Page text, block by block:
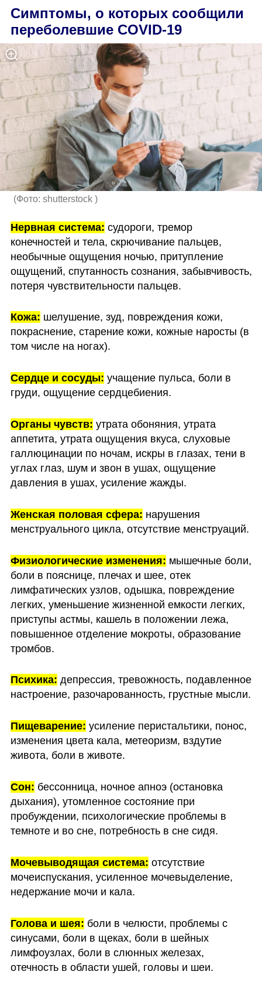
Симптомы, о которых сообщили
переболевшие COVID-19
(Фото: shutterstock )
Нервная система: судороги, тремор
конечностей и тела, скрючивание пальцев,
необычные ощущения ночью, притупление
ощущений, спутанность сознания, забывчивость,
потеря чувствительности пальцев.
Кожа: шелушение, зуд, повреждения кожи,
покраснение, старение кожи, кожные наросты (в
том числе на ногах).
Сердце и сосуды: учащение пульса, боли в
груди, ощущение сердцебиения.
Органы чувств: утрата обоняния, утрата
аппетита, утрата ощущения вкуса, слуховые
галлюцинации по ночам, искры в глазах, тени в
углах глаз, шум и звон в ушах, ощущение
давления в ушах, усиление жажды.
Женская половая сфера: нарушения
менструального цикла, отсутствие менструаций.
Физиологические изменения: мышечные боли,
боли в пояснице, плечах и шее, отек
лимфатических узлов, одышка, повреждение
легких, уменьшение жизненной емкости легких,
приступы астмы, кашель в положении лежа,
повышенное отделение мокроты, образование
тромбов.
Психика: депрессия, тревожность, подавленное
настроение, разочарованность, грустные мысли.
Пищеварение: усиление перистальтики, понос,
изменения цвета кала, метеоризм, вздутие
живота, боли в животе.
Сон: бессонница, ночное апноэ (остановка
дыхания), утомленное состояние при
пробуждении, психологические проблемы в
темноте и во сне, потребность в сне сидя.
Мочевыводящая система: отсутствие
мочеиспускания, усиленное мочевыделение,
недержание мочи и кала.
Голова и шея: боли в челюсти, проблемы с
синусами, боли в щеках, боли в шейных
лимфоузлах, боли в слюнных железах,
отечность в области ушей, головы и шеи.